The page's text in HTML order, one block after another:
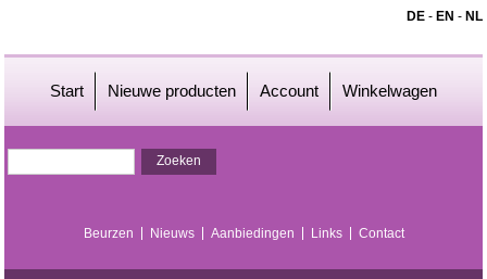
DE- EN - NL
Start Nieuwe producten Account Winkelwagen
Beurzen Nieuws Aanbiedingen Links Contact